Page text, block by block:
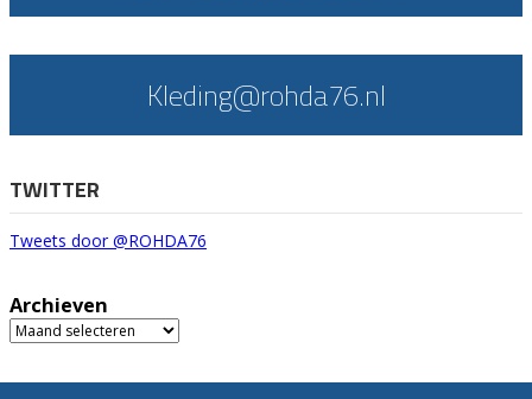
Kleding@rohda76.nl
TWITTER
Tweets door @ROHDA76
Archieven
Archieven